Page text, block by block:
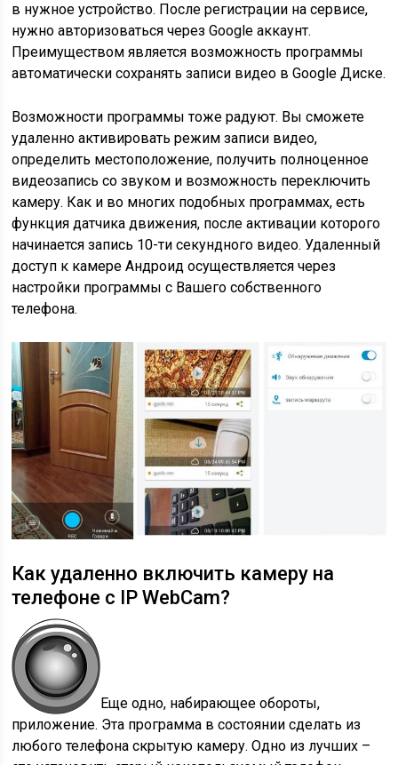
в нужное устройство. После регистрации на сервисе,
нужно авторизоваться через Google аккаунт.
Преимуществом является возможность программы
автоматически сохранять записи видео в Google Диске.
Возможности программы тоже радуют. Вы сможете
удаленно активировать режим записи видео,
определить местоположение, получить полноценное
видеозапись со звуком и возможность переключить
камеру. Как и во многих подобных программах, есть
функция датчика движения, после активации которого
начинается запись 10-ти секундного видео. Удаленный
доступ к камере Андроид осуществляется через
настройки программы с Вашего собственного
телефона.
Как удаленно включить камеру на
телефоне с IP WebСam?
Еще одно, набирающее обороты,
приложение. Эта программа в состоянии сделать из
любого телефона скрытую камеру. Одно из лучших –